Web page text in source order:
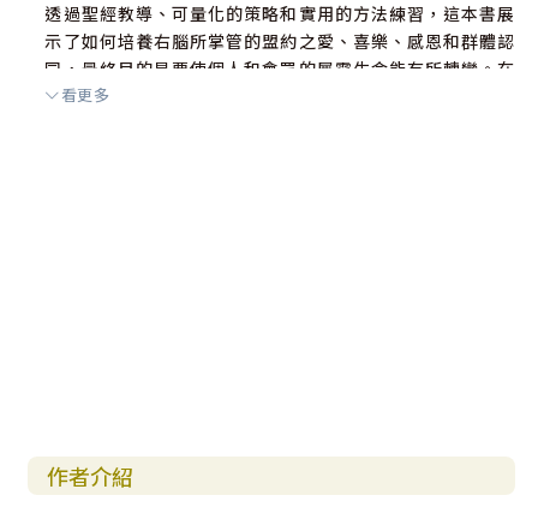
透過聖經教導、可量化的策略和實用的方法練習，這本書展
示了如何培養右腦所掌管的盟約之愛、喜樂、感恩和群體認
同，最終目的是要使個人和會眾的屬靈生命能有所轉變。在
過去數十年的事工中，我從未見過一本具有如此屬靈可能性
牧師、全球在地化（Glocal.net）事工機構創始人
看更多
作者介紹